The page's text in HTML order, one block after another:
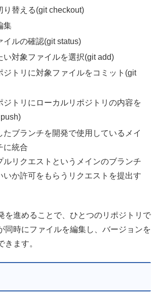
り替える(git checkout)
集
イルの確認(git status)
い対象ファイルを選択(git add)
ジトリに対象ファイルをコミット(git
ジトリにローカルリポジトリの内容を
たブランチを開発で使用しているメイ
に統合
ルリクエストというメインのブランチ
いか許可をもらうリクエストを提出す
を進めることで、ひとつのリポジトリで
同時にファイルを編集し、バージョンを
きます。